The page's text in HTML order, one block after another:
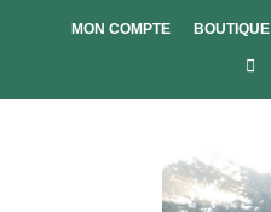
MON COMPTE BOUTIQUE